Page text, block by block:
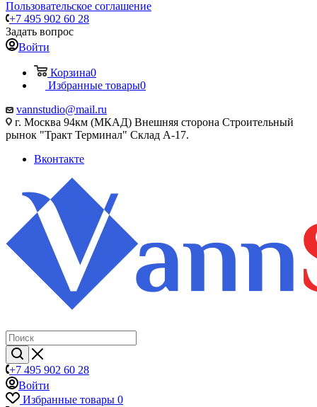
Пользовательское соглашение
+7 495 902 60 28
Задать вопрос
Войти
Корзина0
Избранные товары0
vannstudio@mail.ru
г. Москва 94км (МКАД) Внешняя сторона Строительный
рынок "Тракт Терминал" Склад А-17.
Вконтакте
+7 495 902 60 28
Войти
Избранные товары 0